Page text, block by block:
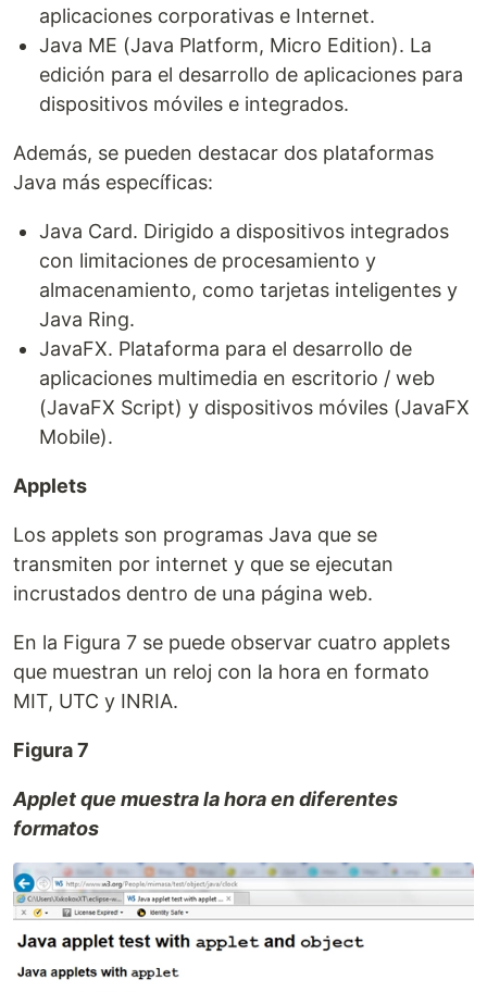
aplicaciones corporativas e Internet.
Java ME (Java Platform, Micro Edition). La
edición para el desarrollo de aplicaciones para
dispositivos móviles e integrados.
Además, se pueden destacar dos plataformas
Java más específicas:
Java Card. Dirigido a dispositivos integrados
con limitaciones de procesamiento y
almacenamiento, como tarjetas inteligentes y
Java Ring.
JavaFX. Plataforma para el desarrollo de
aplicaciones multimedia en escritorio / web
(JavaFX Script) y dispositivos móviles (JavaFX
Mobile).
Applets
Los applets son programas Java que se
transmiten por internet y que se ejecutan
incrustados dentro de una página web.
En la Figura 7 se puede observar cuatro applets
que muestran un reloj con la hora en formato
MIT, UTC y INRIA.
Figura 7
Applet que muestra la hora en diferentes
formatos